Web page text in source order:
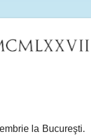
la Bucureşti.